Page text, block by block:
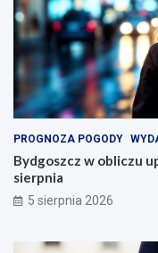
PROGNOZA POGODY
Bydgoszcz w obliczu
sierpnia
5 sierpnia 2026